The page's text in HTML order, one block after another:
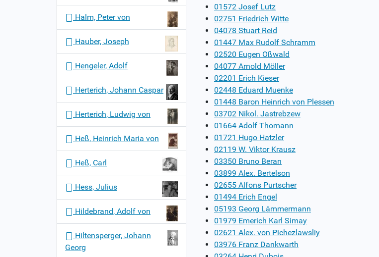
01572 Josef Lutz
02751 Friedrich Witte
04078 Stuart Reid
01447 Max Rudolf Schramm
02520 Eugen Oßwald
04077 Arnold Möller
02201 Erich Kieser
02448 Eduard Muenke
01448 Baron Heinrich von Plessen
03702 Nikol. Jastrebzew
01664 Adolf Thomann
01721 Hugo Hatzler
02119 W. Viktor Krausz
03350 Bruno Beran
03899 Alex. Bertelson
02655 Alfons Purtscher
01494 Erich Engel
05193 Georg Lämmermann
01979 Emerich Karl Simay
02621 Alex. von Pichezlawsliy
03976 Franz Dankwarth
Halm, Peter von
Hauber, Joseph
Hengeler, Adolf
Herterich, Johann Caspar
Herterich, Ludwig von
Heß, Heinrich Maria von
Heß, Carl
Hess, Julius
Hildebrand, Adolf von
Hiltensperger, Johann
Georg